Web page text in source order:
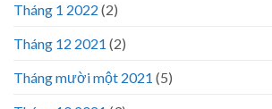
Tháng 1 2022 (2)
Tháng 12 2021 (2)
Tháng mười một 2021 (5)